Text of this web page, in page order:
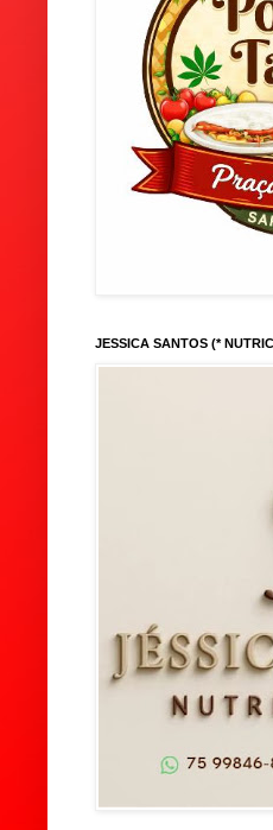
JESSICA SANTOS (*